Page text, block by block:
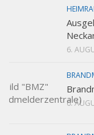
6.
6.